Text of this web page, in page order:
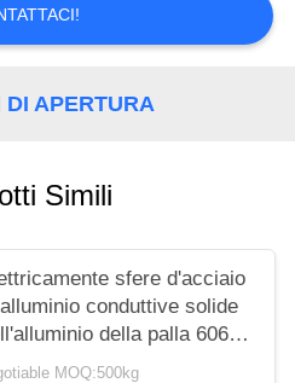
DI APERTURA
Simili
sfere d'acciaio
conduttive solide
della palla 6061
6.35mm 12mm 12.7mm
MOQ:500kg